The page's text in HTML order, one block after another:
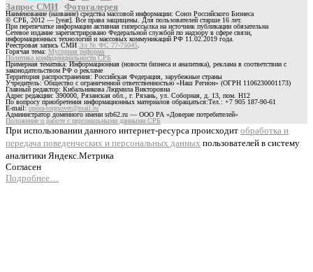
Запрос СМИ Фотогалерея
Наименование (название) средства массовой информации: Союз Российского Бизнеса
© СРБ, 2012 — [year]. Все права защищены. Для пользователей старше 16 лет.
При перепечатке информации активная гиперссылка на источник публикации обязательна
Сетевое издание зарегистрировано Федеральной службой по надзору в сфере связи,
информационных технологий и массовых коммуникаций РФ 11.02.2019 года.
Реестровая запись СМИ Эл № ФС 77-75045
Горячая тема: Мусорная реформа
Политика конфиденциальности СРБ
Примерная тематика: Информационная (новости бизнеса и аналитика), реклама в соответствии с
законодательством РФ о рекламе
Территория распространения: Российская Федерация, зарубежные страны
Учредитель: Общество с ограниченной ответственностью «Наш Регион» (ОГРН 1106230001173)
Главный редактор: Кибальникова Людмила Викторовна
Адрес редакции: 390000, Рязанская обл., г. Рязань, ул. Соборная, д. 13, пом. Н12
По вопросу приобретения информационных материалов обращаться:Тел.: +7 905 187-90-61
E-mail:opora-torgsovet@mail.ru
Администратор доменного имени srb62.ru — ООО РА «Доверие потребителей»
Положение о работе с персональными данными СРБ
При использовании данного интернет-ресурса происходит обработка и
передача поведенческих и персональных данных пользователей в систему
аналитики Яндекс.Метрика
Согласен
Подробнее…